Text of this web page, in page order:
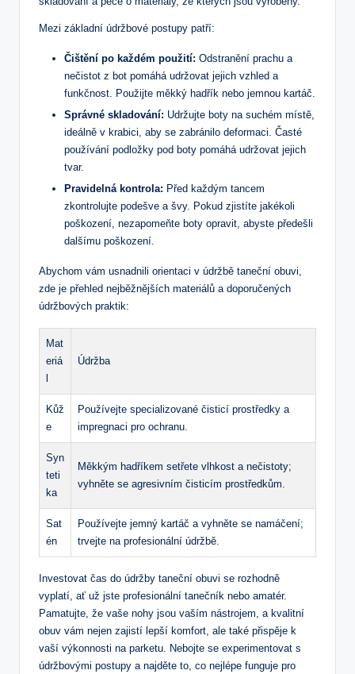
Mezi základní údržbové postupy patří:
Čištění po každém použití: Odstranění prachu a
nečistot z bot pomáhá udržovat jejich vzhled a
funkčnost. Použijte měkký hadřík nebo jemnou kartáč.
Správné skladování: Udržujte boty na suchém místě,
ideálně v krabici, aby se zabránilo deformaci. Časté
používání podložky pod boty pomáhá udržovat jejich
tvar.
Pravidelná kontrola: Před každým tancem
zkontrolujte podešve a švy. Pokud zjistíte jakékoli
poškození, nezapomeňte boty opravit, abyste předešli
dalšímu poškození.
Abychom vám usnadnili orientaci v údržbě taneční obuvi,
zde je přehled nejběžnějších materiálů a doporučených
údržbových praktik:
Mat
eriá
Údržba
Kůž
e
Používejte specializované čisticí prostředky a
impregnaci pro ochranu.
Syn
teti
ka
Měkkým hadříkem setřete vlhkost a nečistoty;
vyhněte se agresivním čisticím prostředkům.
Sat
én
Používejte jemný kartáč a vyhněte se namáčení;
trvejte na profesionální údržbě.
Investovat čas do údržby taneční obuvi se rozhodně
vyplatí, ať už jste profesionální tanečník nebo amatér.
Pamatujte, že vaše nohy jsou vaším nástrojem, a kvalitní
obuv vám nejen zajistí lepší komfort, ale také přispěje k
vaší výkonnosti na parketu. Nebojte se experimentovat s
údržbovými postupy a najděte to, co nejlépe funguje pro